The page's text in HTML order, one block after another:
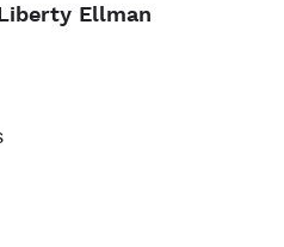
Ellman